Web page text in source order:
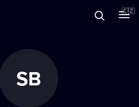
🇨🇿
SB